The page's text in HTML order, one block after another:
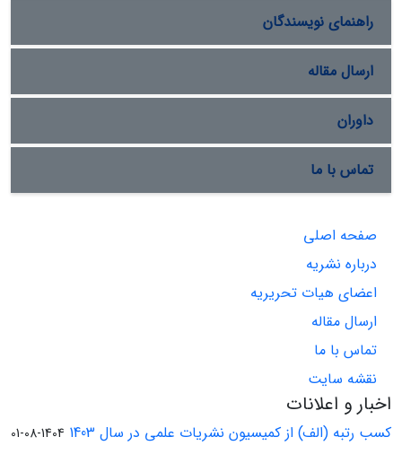
راهنمای نویسندگان
ارسال مقاله
داوران
تماس با ما
صفحه اصلی
درباره نشریه
اعضای هیات تحریریه
ارسال مقاله
تماس با ما
نقشه سایت
اخبار و اعلانات
کسب رتبه (الف) از کمیسیون نشریات علمی در سال 1403 1404-08-01